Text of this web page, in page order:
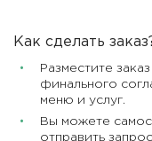
Как сделать
Разместите
финального
меню и услуг.
Вы можете
отправить